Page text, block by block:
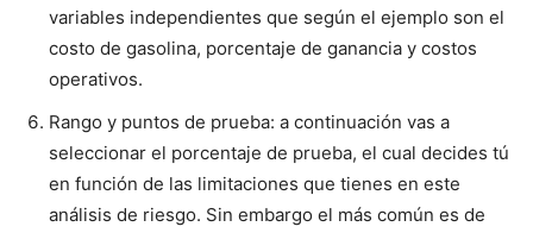
variables independientes que según el ejemplo son el
costo de gasolina, porcentaje de ganancia y costos
operativos.
Rango y puntos de prueba: a continuación vas a
seleccionar el porcentaje de prueba, el cual decides tú
en función de las limitaciones que tienes en este
análisis de riesgo. Sin embargo el más común es de